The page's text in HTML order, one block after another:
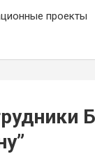
проекты
”